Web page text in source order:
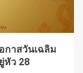
กาสวันเฉลิม
หัว 28